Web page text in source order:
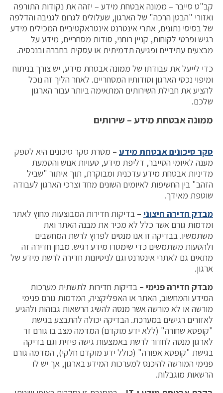
קב"ט סייבר – ממונה אבטחת מידע – יזהה את נקודות התורפה
ואזורי "הבטן הרכה" של הארגון, שעלולים לגרום לגניבה והדלפה
של בסיסי נתונים, אתרי אינטרנט אינטראקטיביים המכילים מידע
רגיש ופרטי לקוחות, קניין רוחני, סודות מסחריים, מידע על
מבצעים עתידיים ופגיעה תדמיתית או עסקית בחברה ובנכסיה.
כדי לייעל את עבודתו של ממונה אבטחת מידע, יש צורך בניתוח
ומיפוי נכסי הארגון וסודותיו המסחריים. לאחר הליך זה נוכל
להציע את חבילת השירותים המתאימה ביותר עבור הארגון
שלכם.
ממונה אבטחת מידע – שירותים
סקר סיכונים אבטחת מידע – מטרת סקר סיכונים היא לספק
מענה לאיומי הסייבר, דליפת מידע, טעויות אנוש והטמעת
מדיניות אבטחת מידע עדכנית ומבוקרת, תוך איתור "שביל
הזהב" בין החשיפות לאיומים השונים מחד וצרכי הארגון לעבודה
שוטפת מאידך.
מבדק חדירה חיצוני – בדיקות חדירות המבוצעות מחוץ לאתר
ומדמות גורם אשר כלל לא מכיר את מבנה האתר ואת
משתמשיו. בבדיקה זו אנו מנסים לפרוץ לרשת המחשבים
ולהטעות משתמשים כדי שימסרו מידע רגיש. מבחן חדירה זה
מתאים גם לאתרי אינטרנט וגם לניסיונות חדירה לרשת מידע של
ארגון.
מבדק חדירה פנימי – בדיקות חדירות לתשתית מערכות
המידע והמחשוב, האתר או האפליקציה, המדמות גורם פנימי
מורשה או לא מורשה אשר מנסה להשיג הרשאות גבוהות ולהגיע
לאזורים רגישים במערכת. הבדיקה יכולה להתבצע בגישת
"קופסא שחורה" (ללא ידע מוקדם) המדמה מצב בו גורם זר
לארגון מנסה לחדור לרשת באמצעות גישה פיזית וגם בדיקה
בגישת "קופסא אפורה" (כולל ידע מוקדם חלקי), המדמה גורם
פנימי המורשה להיכנס למערכות המידע בארגון, אך יש לו
הרשאות מוגבלות.